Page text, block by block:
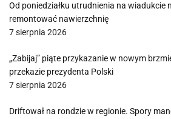
Od poniedziałku utrudnienia na wiadukcie
remontować nawierzchnię
7 sierpnia 2026
„Zabijaj” piąte przykazanie w nowym
przekazie prezydenta Polski
7 sierpnia 2026
Driftował na rondzie w regionie. Spory